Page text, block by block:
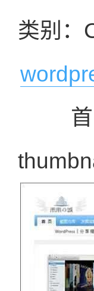
类别：
首页